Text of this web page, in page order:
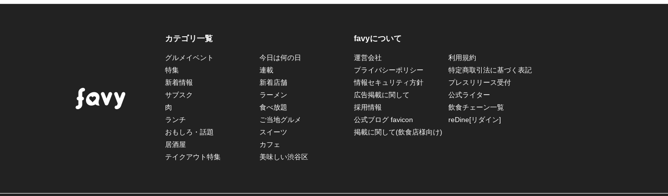
カテゴリ一覧
グルメイベント
今日は何の日
特集
連載
新着情報
新着店舗
サブスク
ラーメン
肉
食べ放題
ランチ
ご当地グルメ
おもしろ・話題
スイーツ
居酒屋
カフェ
テイクアウト特集
美味しい渋谷区
favyについて
運営会社
利用規約
プライバシーポリシー
特定商取引法に基づく表記
情報セキュリティ方針
プレスリリース受付
広告掲載に関して
公式ライター
採用情報
飲食チェーン一覧
公式ブログ favicon
reDine[リダイン]
掲載に関して(飲食店様向け)